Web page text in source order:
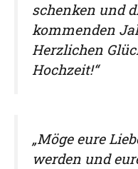
schenken und
kommenden
Herzlichen
Hochzeit!“
„Möge eure
werden und